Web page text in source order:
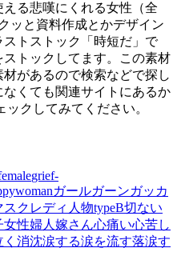
る悲嘆にくれる女性（全
ッと資料作成とかデザイン
トストック「時短だ」で
トックしてます。この素材
があるので検索などで探し
くても関連サイトにあるか
クしてみてください。
grief-
womanガールガーンガッカ
スク レディ 人物typeB切ない
女性婦人 嫁さん心痛い心苦し
消沈涙する涙を流す落涙す